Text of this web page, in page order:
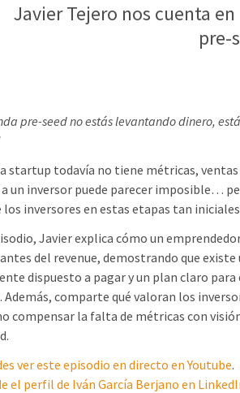
Javier Tejero nos cuenta
pre-
pre-seed no estás levantando dinero,
startup todavía no tiene métricas,
un inversor puede parecer imposible…
inversores en estas etapas tan
Javier explica cómo un
del revenue, demostrando que
dispuesto a pagar y un plan claro para
Además, comparte qué valoran los
compensar la falta de métricas con
ver este episodio en directo en Youtube.
el perfil de Iván García Berjano en